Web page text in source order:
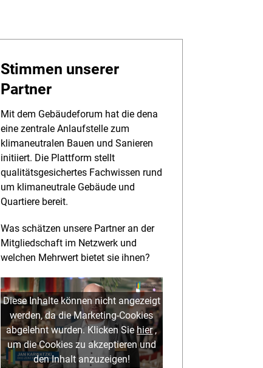
Stimmen unserer
Partner
Diese Inhalte können nicht angezeigt
werden, da die Marketing-Cookies
abgelehnt wurden. Klicken Siehier,
um die Cookies zu akzeptieren und
den Inhalt anzuzeigen!
Mit dem Gebäudeforum hat die dena
eine zentrale Anlaufstelle zum
klimaneutralen Bauen und Sanieren
initiiert. Die Plattform stellt
qualitätsgesichertes Fachwissen rund
um klimaneutrale Gebäude und
Quartiere bereit.
Was schätzen unsere Partner an der
Mitgliedschaft im Netzwerk und
welchen Mehrwert bietet sie ihnen?